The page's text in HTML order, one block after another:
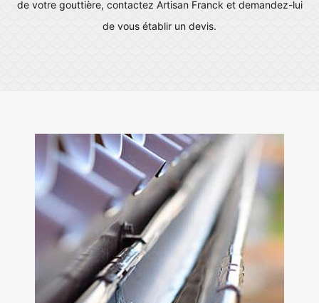
de votre gouttière, contactez Artisan Franck et demandez-lui
de vous établir un devis.